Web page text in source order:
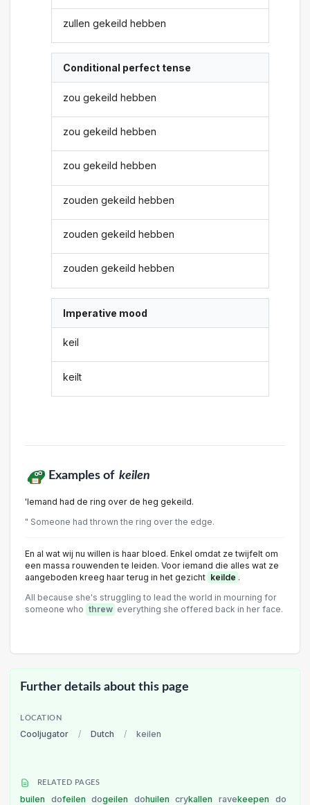
zullen gekeild hebben
Conditional perfect tense
zou gekeild hebben
zou gekeild hebben
zou gekeild hebben
zouden gekeild hebben
zouden gekeild hebben
zouden gekeild hebben
Imperative mood
keil
keilt
Examples of keilen
'Iemand had de ring over de heg gekeild.
" Someone had thrown the ring over the edge.
En al wat wij nu willen is haar bloed. Enkel omdat ze twijfelt om
een massa rouwenden te leiden. Voor iemand die alles wat ze
aangeboden kreeg haar terug in het gezicht keilde .
All because she's struggling to lead the world in mourning for
someone who threw everything she offered back in her face.
Further details about this page
LOCATION
Cooljugator / Dutch / keilen
RELATED PAGES
builen dofeilen dogeilen dohuilen crykallen ravekeepen
do